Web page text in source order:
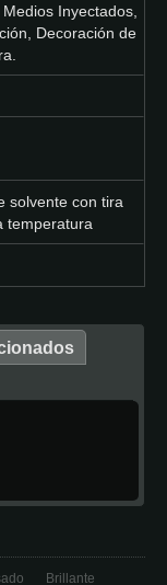
Inyectados,
Decoración de
solvente con tira
temperatura
Brillante